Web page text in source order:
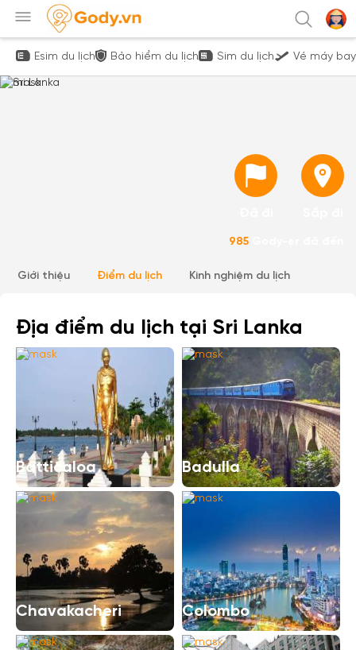
Esim du lịch Bảo hiểm du lịch Sim du lịch Vé máy bay
985
Giới thiệu Điểm du lịch Kinh nghiệm du lịch
Địa điểm du lịch tại Sri Lanka
Batticaloa Badulla
Chavakacheri Colombo